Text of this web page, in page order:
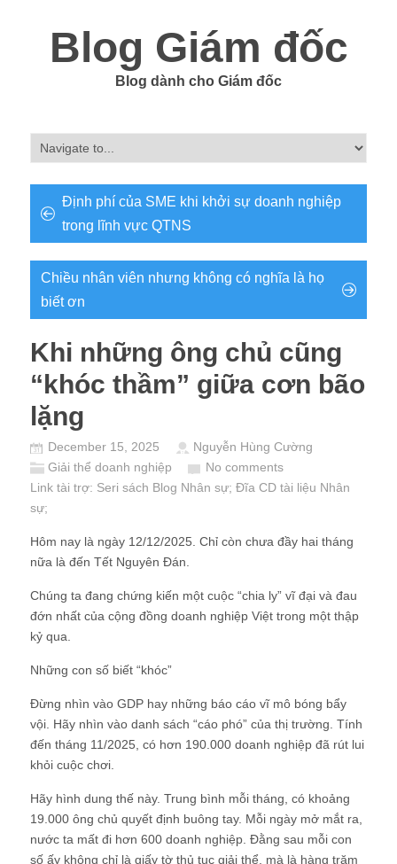
Blog Giám đốc
Blog dành cho Giám đốc
Định phí của SME khi khởi sự doanh nghiệp
trong lĩnh vực QTNS
Chiều nhân viên nhưng không có nghĩa là họ
biết ơn
Khi những ông chủ cũng
“khóc thầm” giữa cơn bão
lặng
December 15, 2025
Nguyễn Hùng Cường
Giải thể doanh nghiệp
No comments
Link tài trợ: Seri sách Blog Nhân sự; Đĩa CD tài liệu Nhân
sự;
Hôm nay là ngày 12/12/2025. Chỉ còn chưa đầy hai tháng
nữa là đến Tết Nguyên Đán.
Chúng ta đang chứng kiến một cuộc “chia ly” vĩ đại và đau
đớn nhất của cộng đồng doanh nghiệp Việt trong một thập
kỷ qua.
Những con số biết “khóc”
Đừng nhìn vào GDP hay những báo cáo vĩ mô bóng bẩy
vội. Hãy nhìn vào danh sách “cáo phó” của thị trường. Tính
đến tháng 11/2025, có hơn 190.000 doanh nghiệp đã rút lui
khỏi cuộc chơi.
Hãy hình dung thế này. Trung bình mỗi tháng, có khoảng
19.000 ông chủ quyết định buông tay. Mỗi ngày mở mắt ra,
nước ta mất đi hơn 600 doanh nghiệp. Đằng sau mỗi con
số ấy không chỉ là giấy tờ thủ tục giải thể, mà là hàng trăm